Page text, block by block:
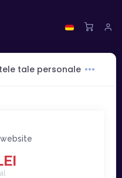
tale personale